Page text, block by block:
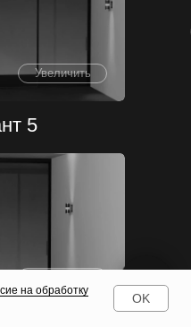
5
Увеличить
на обработку
OK